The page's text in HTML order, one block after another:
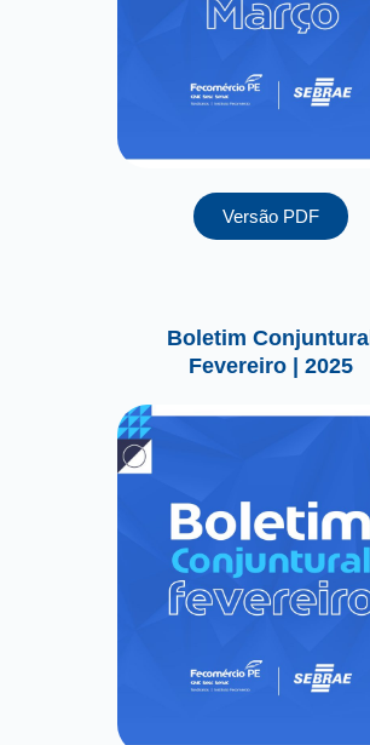
Versão PDF
Boletim Conjuntural
Fevereiro | 2025